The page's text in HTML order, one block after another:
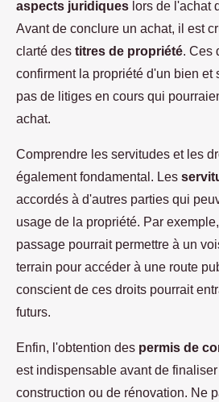
aspects juridiques lors de l'achat
Avant de conclure un achat, il est
clarté des titres de propriété. Ces
confirment la propriété d'un bien et
pas de litiges en cours qui
achat.
Comprendre les servitudes et les
également fondamental. Les
accordés à d'autres parties qui
usage de la propriété. Par
passage pourrait permettre à un
terrain pour accéder à une route
conscient de ces droits pourrait
futurs.
Enfin, l'obtention des permis de
est indispensable avant de
construction ou de rénovation. Ne